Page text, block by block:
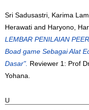
Sri Sadusastri, Karima
Herawati and Haryono,
LEMBAR PENILAIAN
Boad game Sebagai Alat
Dasar". Reviewer 1: Prof
Yohana.
U